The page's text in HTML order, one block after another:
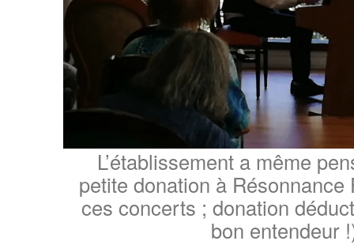
L’établissement a même
petite donation à Résonnance
ces concerts ; donation
bon entendeur